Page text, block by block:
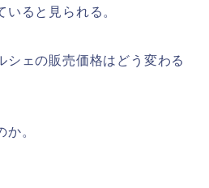
ると見られる。
シェの販売価格はどう変わる
。